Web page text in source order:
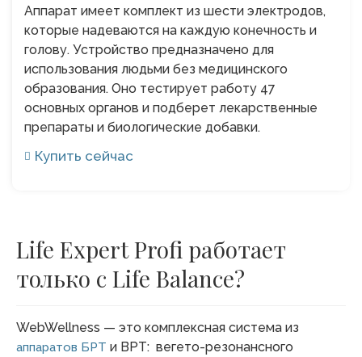
Аппарат имеет комплект из шести электродов,
которые надеваются на каждую конечность и
голову. Устройство предназначено для
использования людьми без медицинского
образования. Оно тестирует работу 47
основных органов и подберет лекарственные
препараты и биологические добавки.
Купить сейчас
Life Expert Profi работает
только с Life Balance?
WebWellness — это комплексная система из
аппаратов БРТ и ВРТ: вегето-резонансного